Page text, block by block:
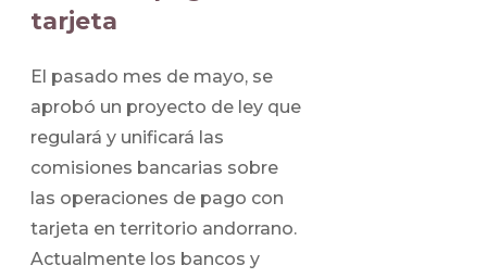
tarjeta
El pasado mes de mayo, se
aprobó un proyecto de ley que
regulará y unificará las
comisiones bancarias sobre
las operaciones de pago con
tarjeta en territorio andorrano.
Actualmente los bancos y